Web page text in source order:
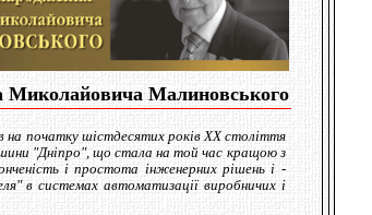
Миколайовича Малиновського
на початку шістдесятих років XX століття
"Дніпро", що стала на той час кращою з
і простота інженерних рішень і -
в системах автоматизації виробничих і